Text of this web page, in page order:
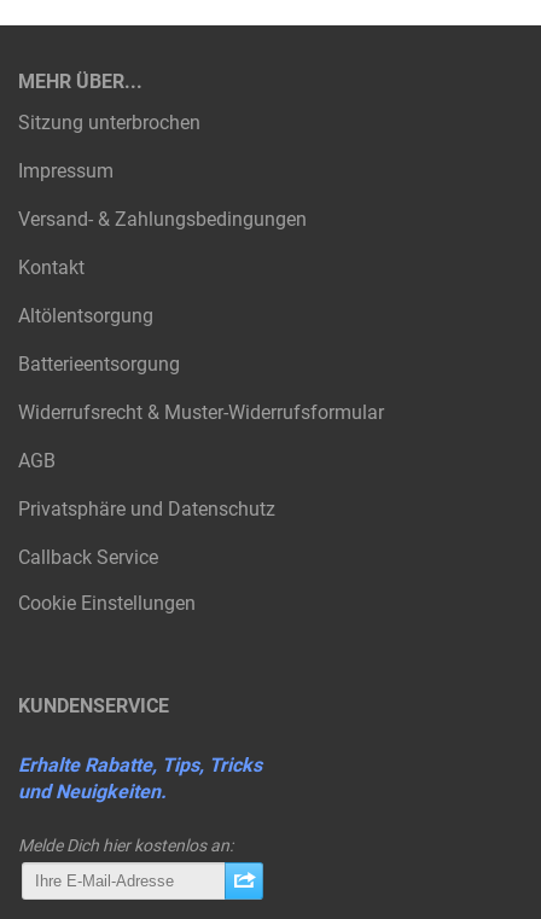
MEHR ÜBER...
Sitzung unterbrochen
Impressum
Versand- & Zahlungsbedingungen
Kontakt
Altölentsorgung
Batterieentsorgung
Widerrufsrecht & Muster-Widerrufsformular
AGB
Privatsphäre und Datenschutz
Callback Service
Cookie Einstellungen
KUNDENSERVICE
Erhalte Rabatte, Tips, Tricks
und Neuigkeiten.
Melde Dich hier kostenlos an: